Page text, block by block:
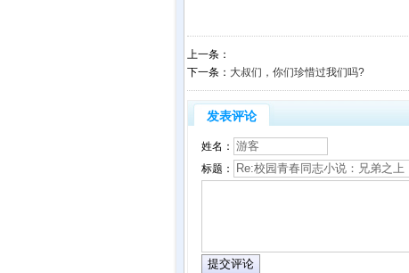
上一条：
下一条： 大叔们，你们珍惜过我们吗?
发表评论
姓名：
标题：